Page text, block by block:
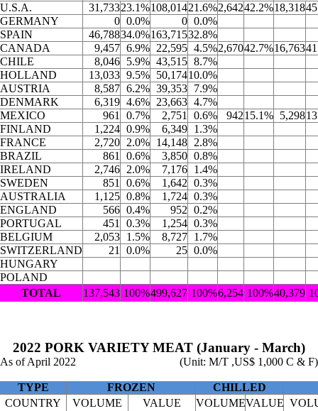
U.S.A.
31,73323.1%108,01421.6%2,64242.2%18,318
GERMANY
0 0.0% 0 0.0%
SPAIN
46,78834.0%163,71532.8%
CANADA
9,457 6.9% 22,595 4.5%2,67042.7%16,763
CHILE
8,046 5.9% 43,515 8.7%
HOLLAND
13,033 9.5% 50,17410.0%
AUSTRIA
8,587 6.2% 39,353 7.9%
DENMARK
6,319 4.6% 23,663 4.7%
MEXICO
961 0.7% 2,751 0.6% 94215.1% 5,298
FINLAND
1,224 0.9% 6,349 1.3%
FRANCE
2,720 2.0% 14,148 2.8%
BRAZIL
861 0.6% 3,850 0.8%
IRELAND
2,746 2.0% 7,176 1.4%
SWEDEN
851 0.6% 1,642 0.3%
AUSTRALIA
1,125 0.8% 1,724 0.3%
ENGLAND
566 0.4% 952 0.2%
PORTUGAL
451 0.3% 1,254 0.3%
BELGIUM
2,053 1.5% 8,727 1.7%
SWITZERLAND
21 0.0% 25 0.0%
HUNGARY
POLAND
TOTAL
137,543 100%499,627 100%6,254 100%40,379
2022 PORK VARIETY MEAT (January - March)
As of April 2022 (Unit: M/T ,US$ 1,000 C & F)
TYPE FROZEN
CHILLED
COUNTRY
VOLUME VALUE VOLUMEVALUE